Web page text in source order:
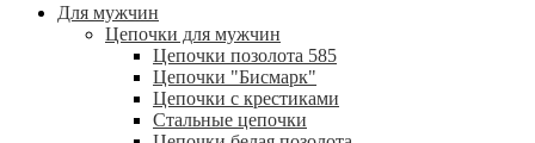
Для мужчин
Цепочки для мужчин
Цепочки позолота 585
Цепочки "Бисмарк"
Цепочки с крестиками
Стальные цепочки